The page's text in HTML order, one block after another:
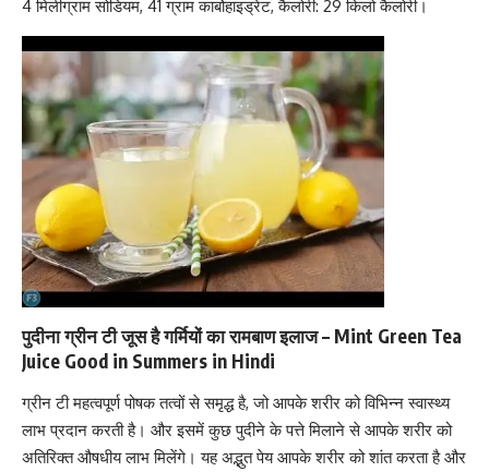
4 मिलीग्राम सोडियम, 41 ग्रामकार्बोहाइड्रेट, कैलोरी: 29 किलो कैलोरी।
पुदीना ग्रीन टी जूस है गर्मियों का रामबाण इलाज – Mint Green Tea
Juice Good in Summers in Hindi
ग्रीन टी महत्वपूर्ण पोषक तत्वों से समृद्ध है, जो आपके शरीर को विभिन्न स्वास्थ्य
लाभ प्रदान करती है। और इसमें कुछ पुदीने के पत्ते मिलाने से आपके शरीर को
अतिरिक्त औषधीय लाभ मिलेंगे। यह अद्भुत पेय आपके शरीर को शांत करता है और